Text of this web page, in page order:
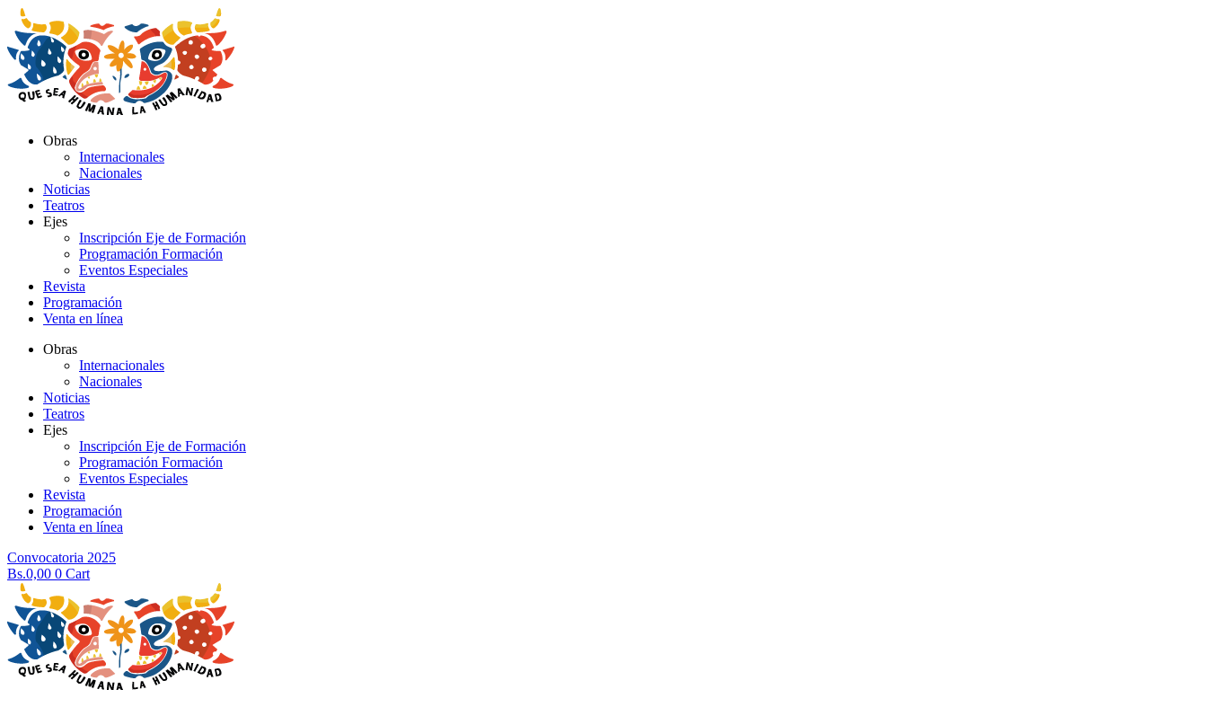
al
contenido
Obras
Internacionales
Nacionales
Noticias
Teatros
Ejes
Inscripción Eje de Formación
Programación Formación
Eventos Especiales
Revista
Programación
Venta en línea
Obras
Internacionales
Nacionales
Noticias
Teatros
Ejes
Inscripción Eje de Formación
Programación Formación
Eventos Especiales
Revista
Programación
Venta en línea
Convocatoria 2025
Bs.0,00 0 Cart